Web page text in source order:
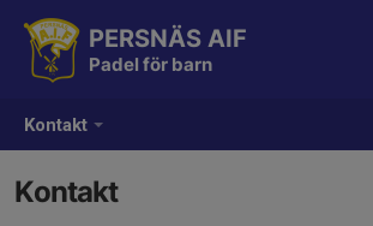
Kontakt
PERSNÄS AIF
Padel för barn
Kontakt